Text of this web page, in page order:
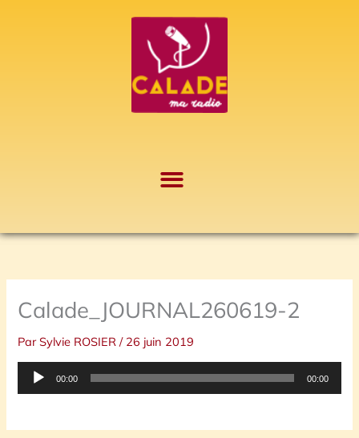
Calade_JOURNAL260619-2
ParSylvie ROSIER/ 26 juin 2019
Lecteur
00:00 00:00